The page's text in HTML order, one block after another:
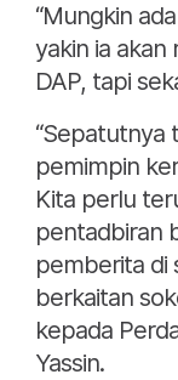
“Mungkin
yakin ia akan
DAP, tapi
“Sepatutnya
pemimpin
Kita perlu
pentadbiran
pemberita di
berkaitan
kepada
Yassin.